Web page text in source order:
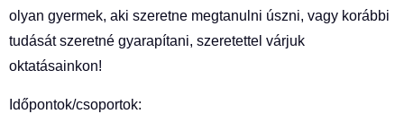
olyan gyermek, aki szeretne megtanulni úszni, vagy korábbi
tudását szeretné gyarapítani, szeretettel várjuk
oktatásainkon!
Időpontok/csoportok: